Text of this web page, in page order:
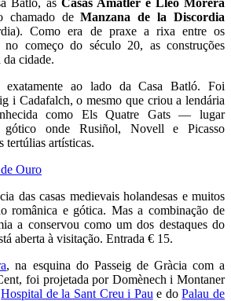
chamado deManzana de la Discordia
Como era de praxe a rixa entre os
no começo do século 20, as construções
da cidade.
ao lado da Casa Batló. Foi
i Cadafalch, o mesmo que criou a lendária
como Els Quatre Gats — lugar
gótico onde Rusiñol, Novell e Picasso
tertúlias artísticas.
das casas medievais holandesas e muitos
românica e gótica. Mas a combinação de
a conservou como um dos destaques do
aberta à visitação. Entrada € 15.
, na esquina do Passeig de Gràcia com a
foi projetada por Domènech i Montaner
Hospital de la Sant Creu i Pau e doPalau de